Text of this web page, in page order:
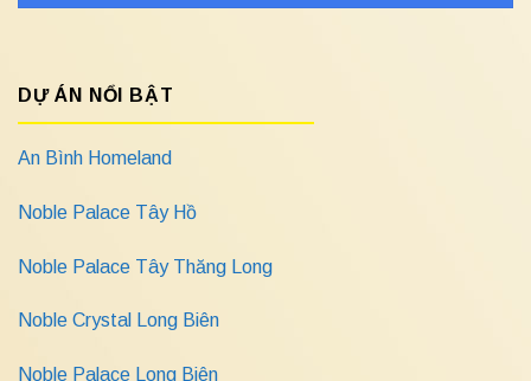
DỰ ÁN NỔI BẬT
An Bình Homeland
Noble Palace Tây Hồ
Noble Palace Tây Thăng Long
Noble Crystal Long Biên
Noble Palace Long Biên